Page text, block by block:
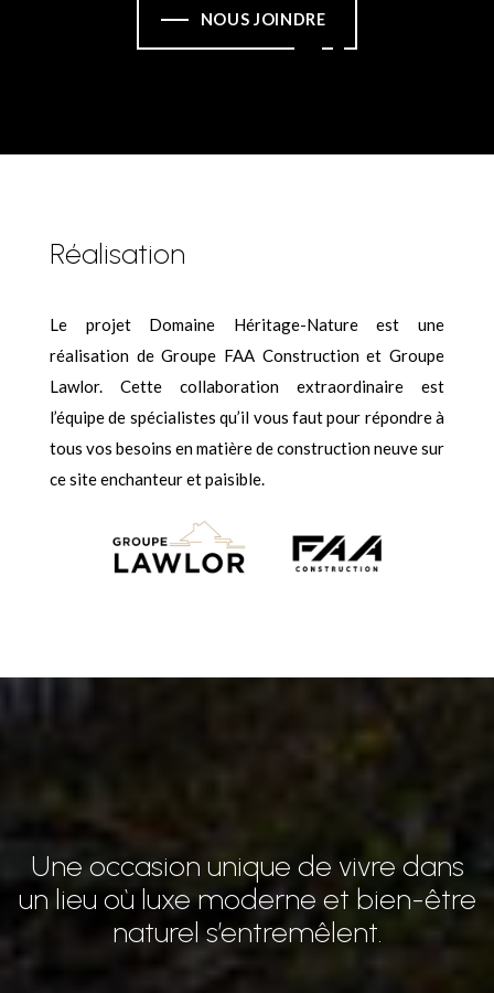
NOUS JOINDRE
Réalisation
Le projet Domaine Héritage-Nature est une
réalisation de Groupe FAA Construction et Groupe
Lawlor. Cette collaboration extraordinaire est
l’équipe de spécialistes qu’il vous faut pour répondre à
tous vos besoins en matière de construction neuve sur
ce site enchanteur et paisible.
Une occasion unique de vivre dans
un lieu où luxe moderne et bien-être
naturel s’entremêlent.